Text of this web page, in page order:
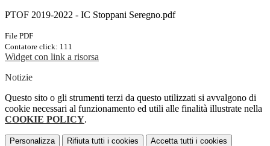
PTOF 2019-2022 - IC Stoppani Seregno.pdf
File PDF
Contatore click: 111
Widget con link a risorsa
Notizie
Questo sito o gli strumenti terzi da questo utilizzati si avvalgono di
cookie necessari al funzionamento ed utili alle finalità illustrate nella
COOKIE POLICY.
Personalizza Rifiuta tutti i cookies Accetta tutti i cookies